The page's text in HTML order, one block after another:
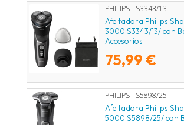
PHILIPS - S3343/13
Afeitadora Philips
3000 S3343/13/ con
Accesorios
75,99 €
PHILIPS - S5898/25
Afeitadora Philips
5000 S5898/25/ con